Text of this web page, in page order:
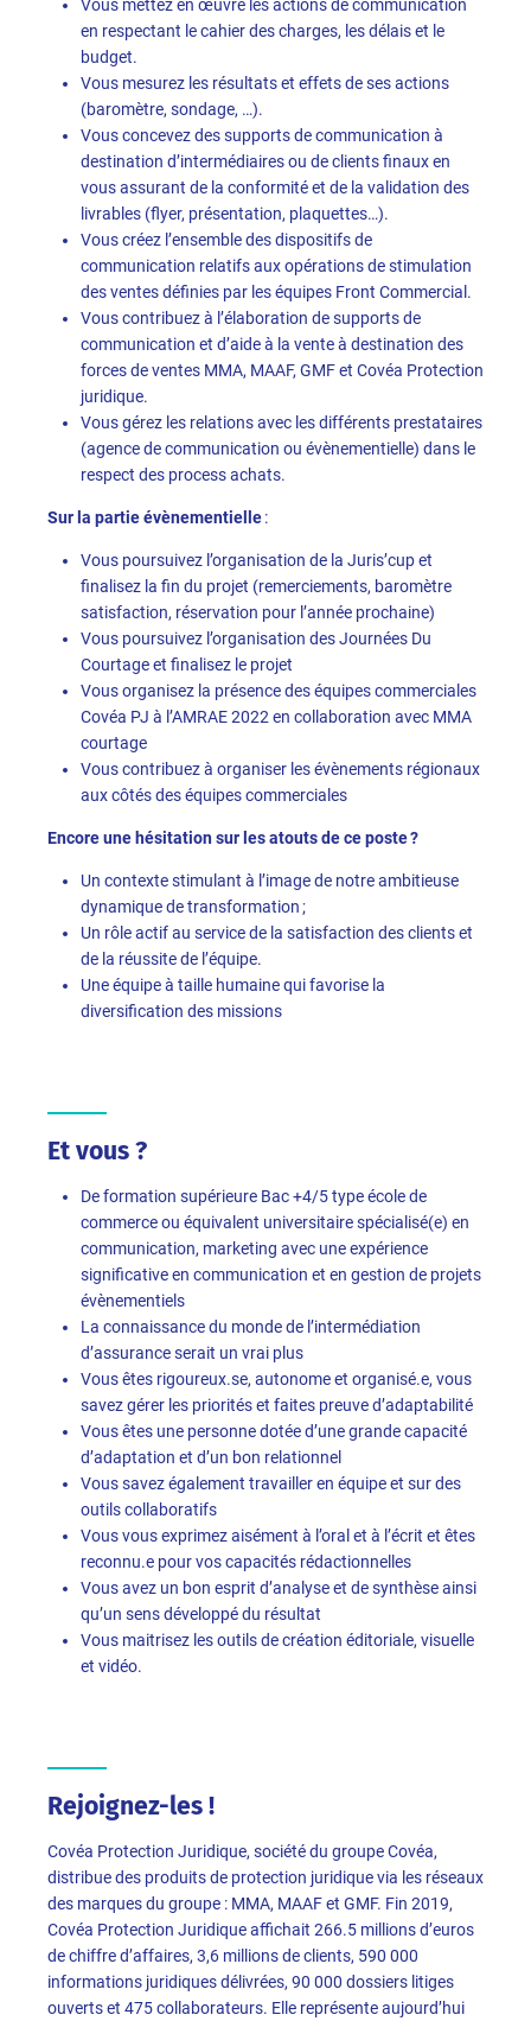
Vous mettez en œuvre les actions de communication
en respectant le cahier des charges, les délais et le
budget.
Vous mesurez les résultats et effets de ses actions
(baromètre, sondage, …).
Vous concevez des supports de communication à
destination d’intermédiaires ou de clients finaux en
vous assurant de la conformité et de la validation des
livrables (flyer, présentation, plaquettes…).
Vous créez l’ensemble des dispositifs de
communication relatifs aux opérations de stimulation
des ventes définies par les équipes Front Commercial.
Vous contribuez à l’élaboration de supports de
communication et d’aide à la vente à destination des
forces de ventes MMA, MAAF, GMF et Covéa Protection
juridique.
Vous gérez les relations avec les différents prestataires
(agence de communication ou évènementielle) dans le
respect des process achats.
Sur la partie évènementielle:
Vous poursuivez l’organisation de la Juris’cup et
finalisez la fin du projet (remerciements, baromètre
satisfaction, réservation pour l’année prochaine)
Vous poursuivez l’organisation des Journées Du
Courtage et finalisez le projet
Vous organisez la présence des équipes commerciales
Covéa PJ à l’AMRAE 2022 en collaboration avec MMA
courtage
Vous contribuez à organiser les évènements régionaux
aux côtés des équipes commerciales
Encore une hésitation sur les atouts de ce poste ?
Un contexte stimulant à l’image de notre ambitieuse
dynamique de transformation ;
Un rôle actif au service de la satisfaction des clients et
de la réussite de l’équipe.
Une équipe à taille humaine qui favorise la
diversification des missions
Et vous ?
De formation supérieure Bac +4/5 type école de
commerce ou équivalent universitaire spécialisé(e) en
communication, marketing avec une expérience
significative en communication et en gestion de projets
évènementiels
La connaissance du monde de l’intermédiation
d’assurance serait un vrai plus
Vous êtes rigoureux.se, autonome et organisé.e, vous
savez gérer les priorités et faites preuve d’adaptabilité
Vous êtes une personne dotée d’une grande capacité
d’adaptation et d’un bon relationnel
Vous savez également travailler en équipe et sur des
outils collaboratifs
Vous vous exprimez aisément à l’oral et à l’écrit et êtes
reconnu.e pour vos capacités rédactionnelles
Vous avez un bon esprit d’analyse et de synthèse ainsi
qu’un sens développé du résultat
Vous maitrisez les outils de création éditoriale, visuelle
et vidéo.
Rejoignez-les !
Covéa Protection Juridique, société du groupe Covéa,
distribue des produits de protection juridique via les réseaux
des marques du groupe : MMA, MAAF et GMF. Fin 2019,
Covéa Protection Juridique affichait 266.5 millions d’euros
de chiffre d’affaires, 3,6 millions de clients, 590 000
informations juridiques délivrées, 90 000 dossiers litiges
ouverts et 475 collaborateurs. Elle représente aujourd’hui